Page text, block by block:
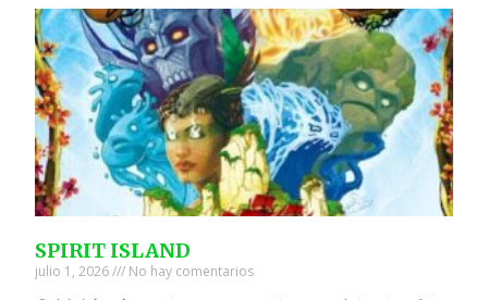
SPIRIT ISLAND
julio 1, 2026 No hay comentarios